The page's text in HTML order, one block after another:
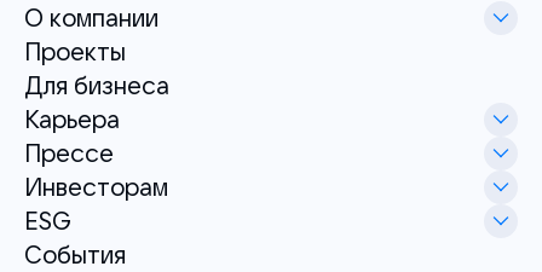
О компании
Проекты
Для бизнеса
Карьера
Прессе
Инвесторам
ESG
События